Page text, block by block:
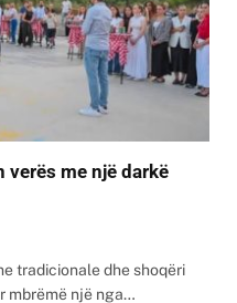
me një darkë
tradicionale dhe shoqëri
mbrëmë një nga…